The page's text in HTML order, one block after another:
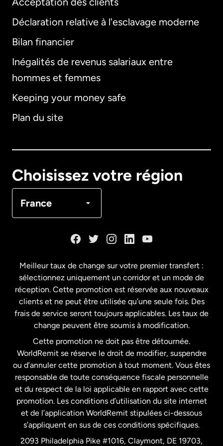
Déclaration relative à l'esclavage moderne
Bilan financier
Inégalités de revenus salariaux entre
hommes et femmes
Keeping your money safe
Plan du site
Choisissez votre région
France
International
Allemagne
Français
États-Unis English
États-Unis Español
France
Malaisie
Nouvelle-Zélande
Pays-Bas
Meilleur taux de change sur votre premier transfert :
sélectionnez uniquement un corridor et un mode de
réception. Cette promotion est réservée aux nouveaux
clients et ne peut être utilisée qu’une seule fois. Des
frais de service seront toujours applicables. Les taux de
change peuvent être soumis à modification.
Cette promotion ne doit pas être détournée.
WorldRemit se réserve le droit de modifier, suspendre
ou d’annuler cette promotion à tout moment. Vous êtes
responsable de toute conséquence fiscale personnelle
et du respect de la loi applicable en rapport avec cette
promotion. Les conditions d’utilisation du site internet
et de l’application WorldRemit stipulées ci-dessous
s’appliquent en sus de ces conditions spécifiques.
2093 Philadelphia Pike #1016, Claymont, DE 19703,